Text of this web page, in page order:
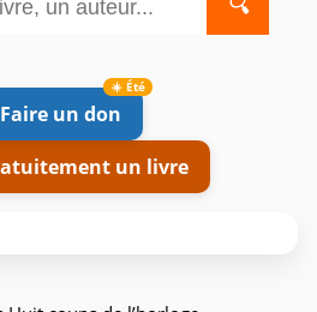
un don
un livre